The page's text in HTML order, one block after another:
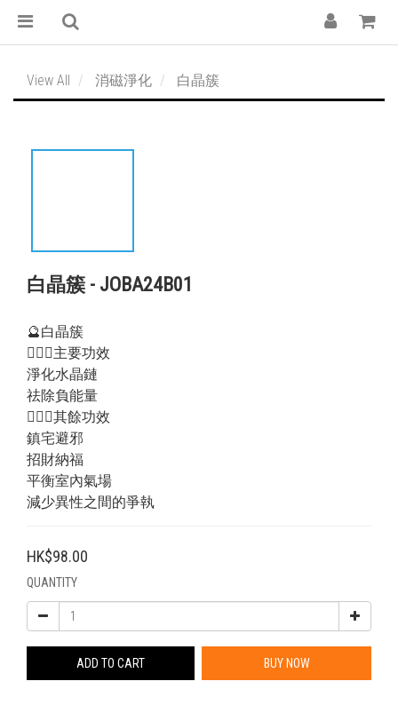
View All 消磁淨化 白晶簇
白晶簇 - JOBA24B01
🔮白晶簇
💁🏻‍♀️主要功效
淨化水晶鏈
祛除負能量
💁🏻‍♂️其餘功效
鎮宅避邪
招財納福
平衡室內氣場
減少異性之間的爭執
HK$98.00
QUANTITY
ADD TO CART BUY NOW